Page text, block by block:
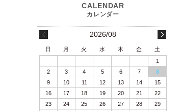
2026/08
日 月 火 水 木 金
土
1
2
3 4 5 6 7
8
9
10 11 12 13 14
15
16
17 18 19 20 21
22
23
24 25 26 27 28
29